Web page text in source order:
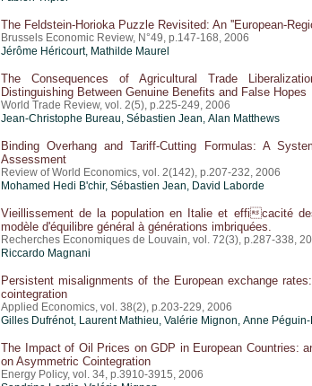
The Feldstein-Horioka Puzzle Revisited: An ''European-
Brussels Economic Review, N°49, p.147-168, 2006
Jérôme Héricourt, Mathilde Maurel
The Consequences of Agricultural Trade
Distinguishing Between Genuine Benefits and False Hopes
World Trade Review, vol. 2(5), p.225-249, 2006
Jean-Christophe Bureau, Sébastien Jean, Alan Matthews
Binding Overhang and Tariff-Cutting Formulas: A
Assessment
Review of World Economics, vol. 2(142), p.207-232, 2006
Mohamed Hedi B'chir, Sébastien Jean, David Laborde
Vieillissement de la population en Italie et efficacité
modèle d'équilibre général à générations imbriquées.
Recherches Economiques de Louvain, vol. 72(3), p.287-338,
Riccardo Magnani
Persistent misalignments of the European exchange
cointegration
Applied Economics, vol. 38(2), p.203-229, 2006
Gilles Dufrénot, Laurent Mathieu, Valérie Mignon, Anne
The Impact of Oil Prices on GDP in European Countries:
on Asymmetric Cointegration
Energy Policy, vol. 34, p.3910-3915, 2006